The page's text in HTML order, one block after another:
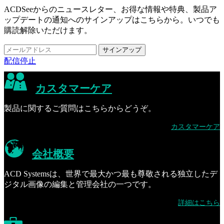
ACDSeeからのニュースレター、お得な情報や特典、製品ア
ップデートの通知へのサインアップはこちらから。いつでも
購読解除いただけます。
配信停止
カスタマーケア
製品に関するご質問はこちらからどうぞ。
カスタマーケア
会社概要
ACD Systemsは、世界で最大かつ最も尊敬される独立したデ
ジタル画像の編集と管理会社の一つです。
詳細はこちら